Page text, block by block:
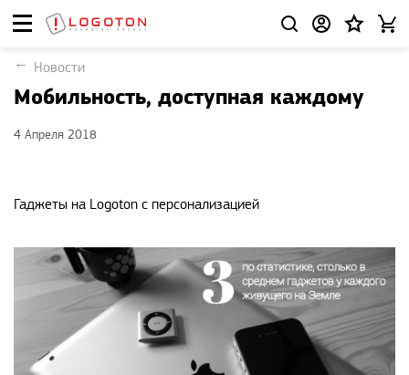
Новости
Мобильность, доступная каждому
4 Апреля 2018
Гаджеты на Logoton с персонализацией